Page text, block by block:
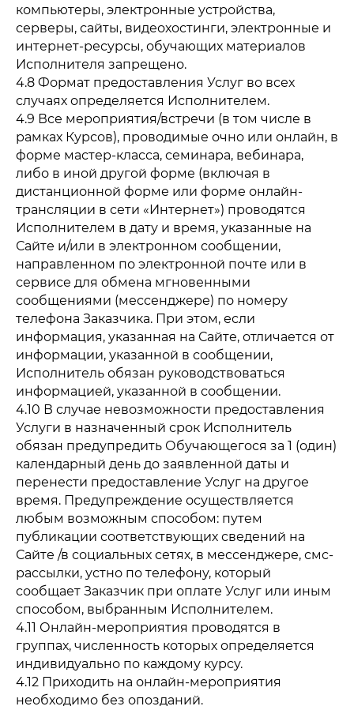
компьютеры, электронные устройства,
серверы, сайты, видеохостинги, электронные и
интернет-ресурсы, обучающих материалов
Исполнителя запрещено.
4.8 Формат предоставления Услуг во всех
случаях определяется Исполнителем.
4.9 Все мероприятия/встречи (в том числе в
рамках Курсов), проводимые очно или онлайн, в
форме мастер-класса, семинара, вебинара,
либо в иной другой форме (включая в
дистанционной форме или форме онлайн-
трансляции в сети «Интернет») проводятся
Исполнителем в дату и время, указанные на
Сайте и/или в электронном сообщении,
направленном по электронной почте или в
сервисе для обмена мгновенными
сообщениями (мессенджере) по номеру
телефона Заказчика. При этом, если
информация, указанная на Сайте, отличается от
информации, указанной в сообщении,
Исполнитель обязан руководствоваться
информацией, указанной в сообщении.
4.10 В случае невозможности предоставления
Услуги в назначенный срок Исполнитель
обязан предупредить Обучающегося за 1 (один)
календарный день до заявленной даты и
перенести предоставление Услуг на другое
время. Предупреждение осуществляется
любым возможным способом: путем
публикации соответствующих сведений на
Сайте /в социальных сетях, в мессенджере, смс-
рассылки, устно по телефону, который
сообщает Заказчик при оплате Услуг или иным
способом, выбранным Исполнителем.
4.11 Онлайн-мероприятия проводятся в
группах, численность которых определяется
индивидуально по каждому курсу.
4.12 Приходить на онлайн-мероприятия
необходимо без опозданий.